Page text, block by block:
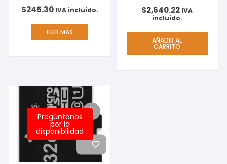
$245.30 IVA incluido.
LEER MÁS
$2,640.22 IVA
incluido.
AÑADIR AL
CARRITO
Pregúntanos
por la
disponibilidad